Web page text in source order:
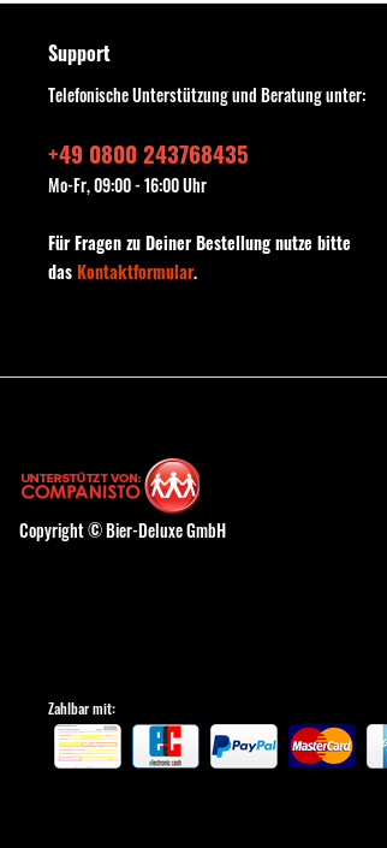
Support
Telefonische Unterstützung und Beratung unter:
+49 0800 243768435
Mo-Fr, 09:00 - 16:00 Uhr
Für Fragen zu Deiner Bestellung nutze bitte
dasKontaktformular.
Copyright © Bier-Deluxe GmbH
Zahlbar mit: